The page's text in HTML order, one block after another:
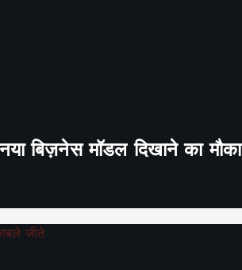
बिज़नेस मॉडल दिखाने का मौका